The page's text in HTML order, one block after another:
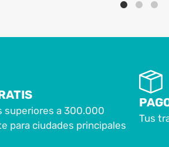
superiores a 300.000
para ciudades principales
Tus